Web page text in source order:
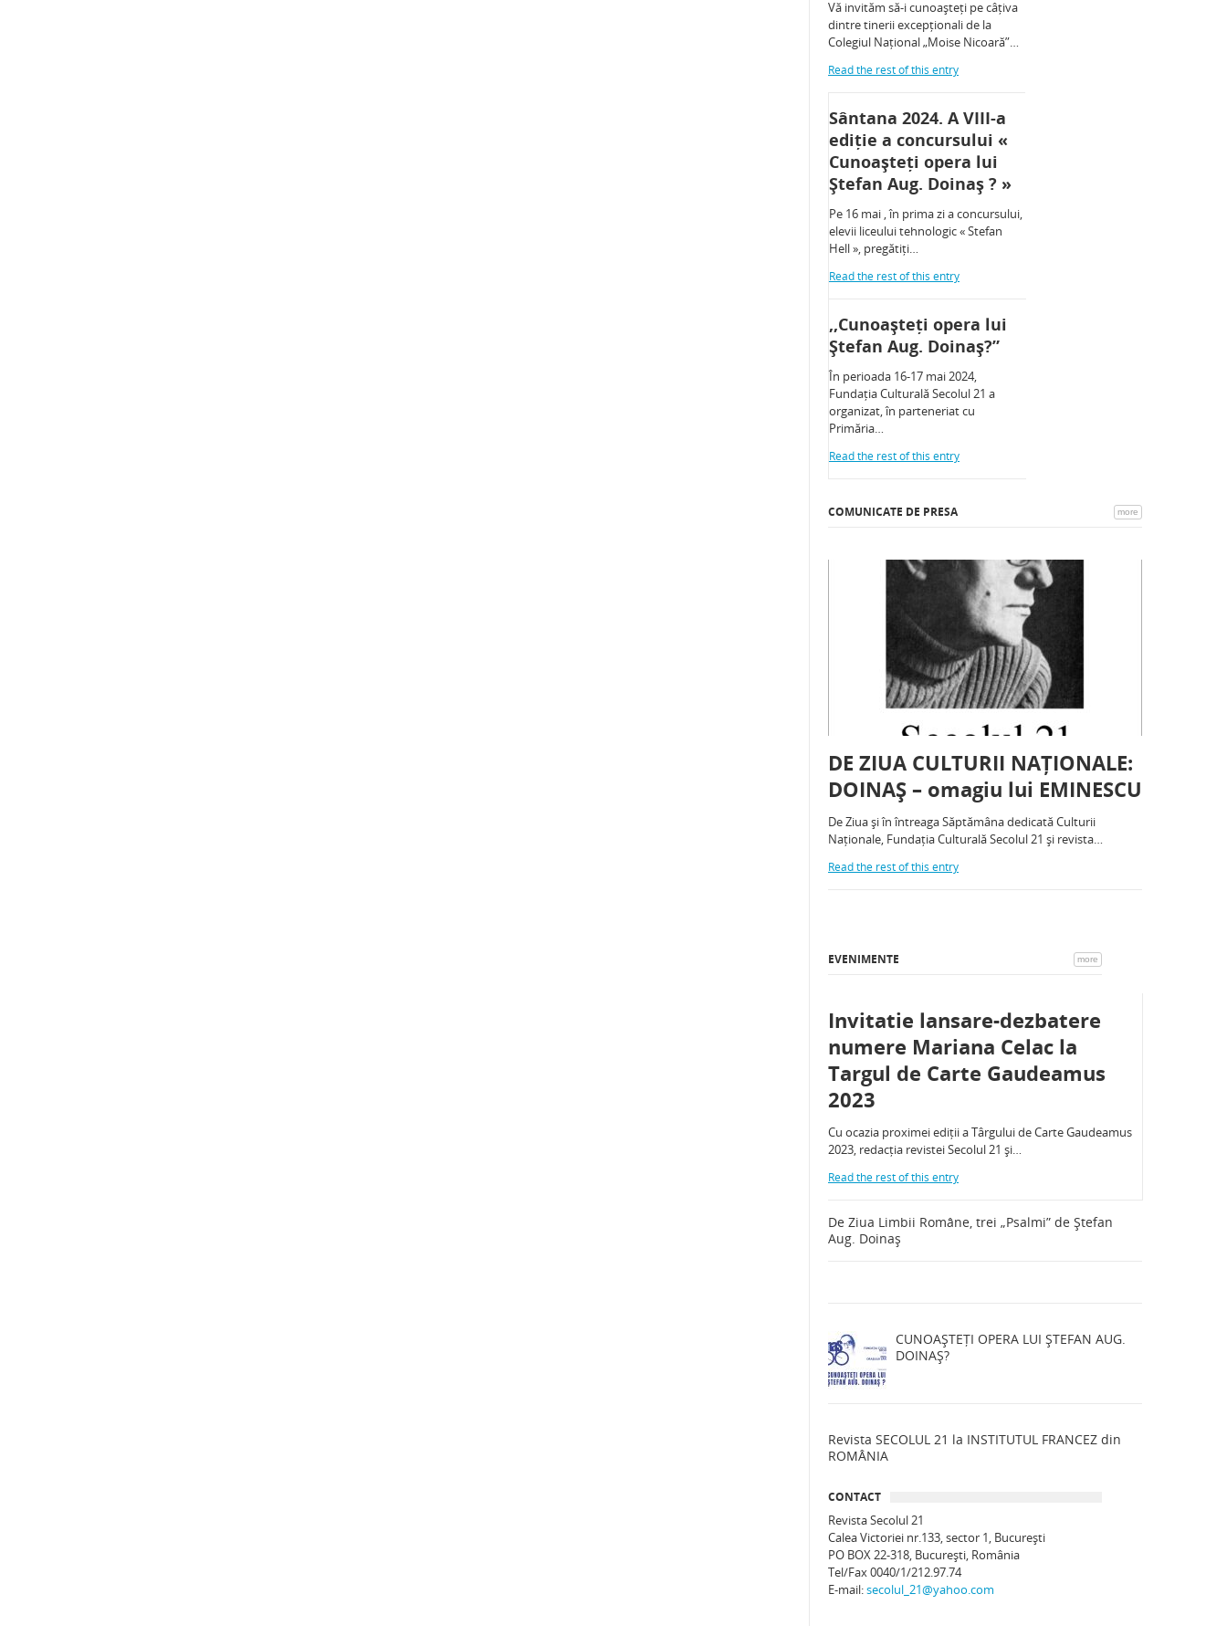
Vă invităm să-i cunoașteți pe câțiva
dintre tinerii excepționali de la
Colegiul Național „Moise Nicoară”…
Read the rest of this entry
Sântana 2024. A VIII-a
ediție a concursului «
Cunoașteți opera lui
Ștefan Aug. Doinaș ? »
Pe 16 mai , în prima zi a concursului,
elevii liceului tehnologic « Stefan
Hell », pregătiți…
Read the rest of this entry
,,Cunoașteți opera lui
Ștefan Aug. Doinaș?”
În perioada 16-17 mai 2024,
Fundația Culturală Secolul 21 a
organizat, în parteneriat cu
Primăria…
Read the rest of this entry
COMUNICATE DE PRESA more
DE ZIUA CULTURII NAȚIONALE:
DOINAȘ – omagiu lui EMINESCU
De Ziua și în întreaga Săptămâna dedicată Culturii
Naționale, Fundația Culturală Secolul 21 și revista…
Read the rest of this entry
EVENIMENTE more
Invitatie lansare-dezbatere
numere Mariana Celac la
Targul de Carte Gaudeamus
2023
Cu ocazia proximei ediții a Târgului de Carte Gaudeamus
2023, redacția revistei Secolul 21 și…
Read the rest of this entry
De Ziua Limbii Române, trei „Psalmi” de Ștefan
Aug. Doinaș
CUNOAȘTEȚI OPERA LUI ȘTEFAN AUG.
DOINAȘ?
Revista SECOLUL 21 la INSTITUTUL FRANCEZ din
ROMÂNIA
CONTACT
Revista Secolul 21
Calea Victoriei nr.133, sector 1, Bucureşti
PO BOX 22-318, București, România
Tel/Fax 0040/1/212.97.74
E-mail:secolul_21@yahoo.com